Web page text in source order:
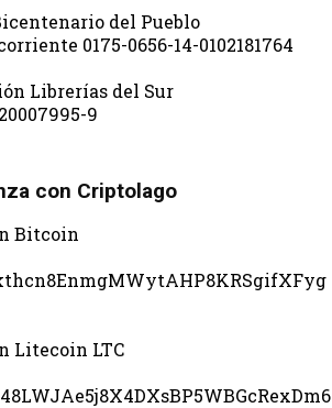
del Pueblo
0175-0656-14-0102181764
Librerías del Sur
9
con Criptolago
Bitcoin
Litecoin LTC